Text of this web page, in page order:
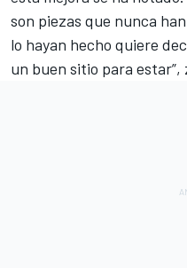
son piezas que nunca
lo hayan hecho quiere
un buen sitio para estar”,